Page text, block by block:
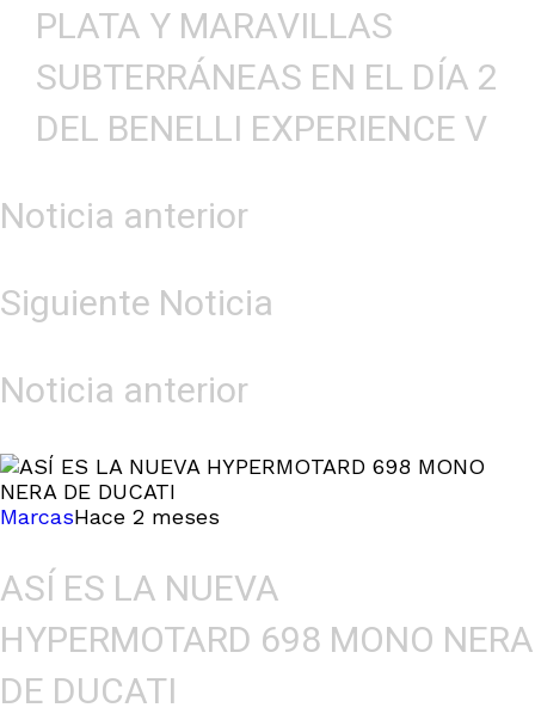
PLATA Y MARAVILLAS
SUBTERRÁNEAS EN EL DÍA 2
DEL BENELLI EXPERIENCE V
Noticia anterior
Siguiente Noticia
Noticia anterior
MarcasHace 2 meses
ASÍ ES LA NUEVA
HYPERMOTARD 698 MONO NERA
DE DUCATI